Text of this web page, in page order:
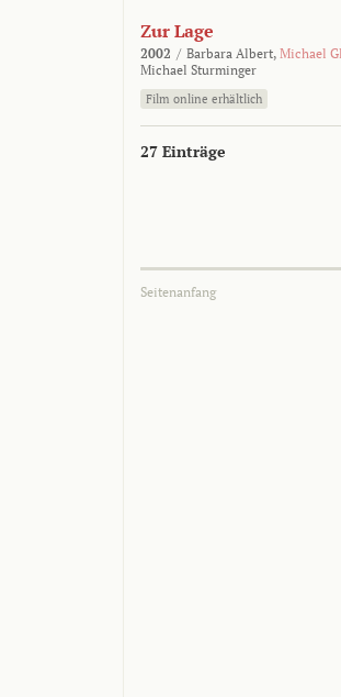
Zur Lage
2002 / Barbara Albert, Michael
Michael Sturminger
Film online erhältlich
27 Einträge
Seitenanfang